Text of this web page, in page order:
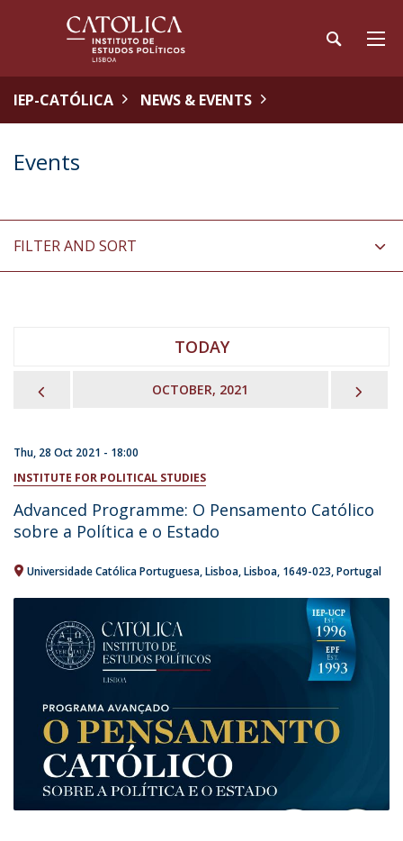
IEP-CATÓLICA NEWS & EVENTS
Events
FILTER AND SORT
TODAY
OCTOBER, 2021
Thu, 28 Oct 2021 - 18:00
INSTITUTE FOR POLITICAL STUDIES
Advanced Programme: O Pensamento Católico
sobre a Política e o Estado
Universidade Católica Portuguesa Lisboa Lisboa 1649-023 Portugal